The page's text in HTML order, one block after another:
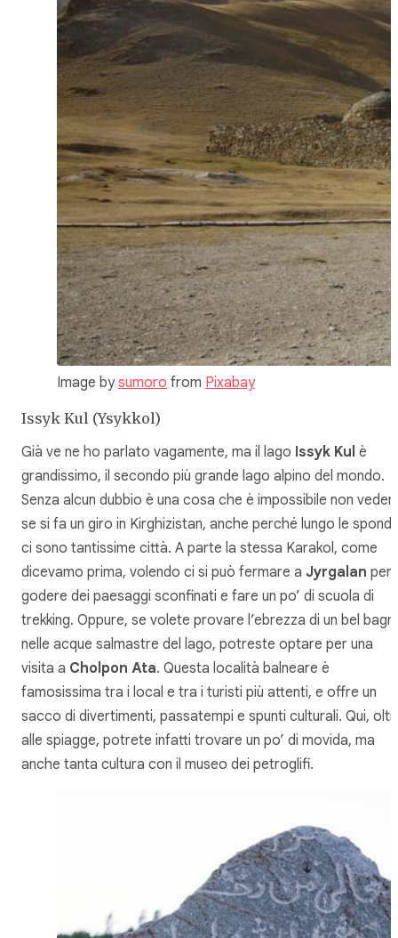
Image bysumoro from Pixabay
Issyk Kul (Ysykkol)
Già ve ne ho parlato vagamente, ma il lago Issyk Kul è
grandissimo, il secondo più grande lago alpino del mondo.
Senza alcun dubbio è una cosa che è impossibile non
se si fa un giro in Kirghizistan, anche perché lungo le
ci sono tantissime città. A parte la stessa Karakol, come
dicevamo prima, volendo ci si può fermare a Jyrgalan per
godere dei paesaggi sconfinati e fare un po’ di scuola di
trekking. Oppure, se volete provare l’ebrezza di un bel
nelle acque salmastre del lago, potreste optare per una
visita a Cholpon Ata. Questa località balneare è
famosissima tra i local e tra i turisti più attenti, e offre un
sacco di divertimenti, passatempi e spunti culturali. Qui,
alle spiagge, potrete infatti trovare un po’ di movida, ma
anche tanta cultura con il museo dei petroglifi.